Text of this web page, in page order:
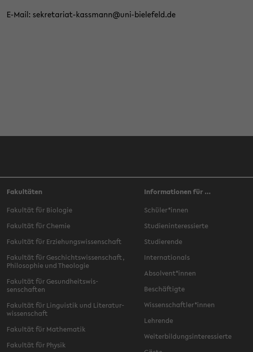
E-​Mail: sekretariat-​kassmann@uni-​bielefeld.de
Fakultäten
Fakultät für Bi­olo­gie
Fakultät für Chemie
Fakultät für Erziehungswis­senschaft
Fakultät für Geschichtswis­senschaft,
Philoso­phie und The­olo­gie
Fakultät für Gesund­heitswis­
senschaften
Fakultät für Lin­guis­tik und Lit­er­atur­
wis­senschaft
Fakultät für Math­e­matik
Fakultät für Physik
Informationen für ...
Schüler*innen
Stu­di­en­in­ter­essierte
Studierende
In­ter­na­tion­als
Ab­sol­vent*innen
Beschäftigte
Wis­senschaftler*innen
Lehrende
Weit­er­bil­dungsin­ter­essierte